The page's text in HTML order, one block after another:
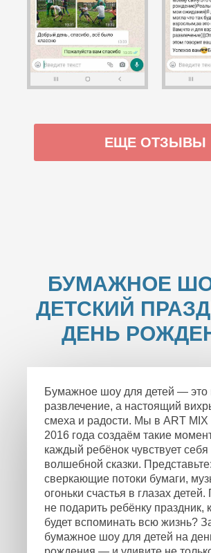
ЕЩЕ ОТЗЫВЫ
БУМАЖНОЕ
ДЕТСКИЙ
ДЕНЬ
Бумажное шоу для детей — это
развлечение, а настоящий
смеха и радости. Мы в ART MIX
2016 года создаём такие
каждый ребёнок чувствует себя
волшебной сказки. Представьте:
сверкающие потоки бумаги,
огоньки счастья в глазах
не подарить ребёнку праздник,
будет вспоминать всю жизнь?
бумажное шоу для детей на